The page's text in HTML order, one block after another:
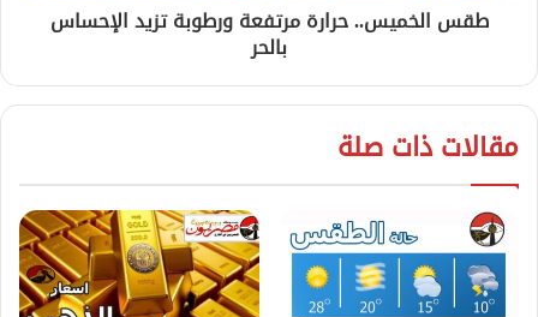
طقس الخميس.. حرارة مرتفعة ورطوبة تزيد الإحساس
بالحر
مقالات ذات صلة